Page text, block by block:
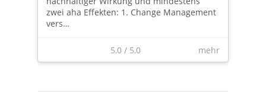
zwei aha Effekten: 1. Change Management
vers…
5,0 / 5,0 mehr